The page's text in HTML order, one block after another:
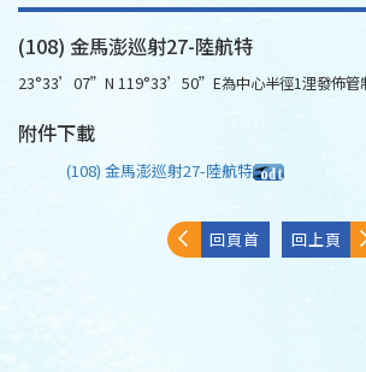
(108) 金馬澎巡射27-陸航特
23°33’07”N 119°33’50”E為中心半徑1浬發佈管
附件下載
(108) 金馬澎巡射27-陸航特
回頁首 回上頁